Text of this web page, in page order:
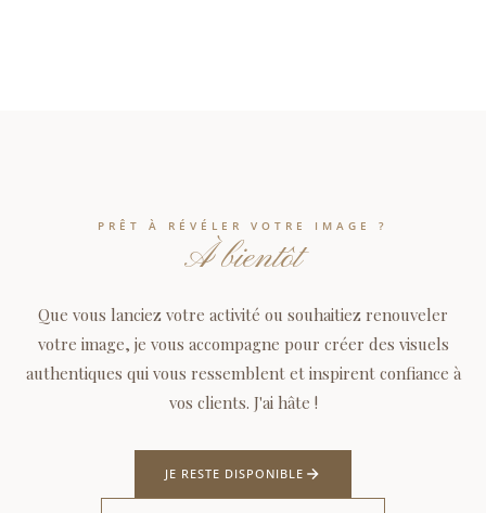
PRÊT À RÉVÉLER VOTRE IMAGE ?
À bientôt
Que vous lanciez votre activité ou souhaitiez renouveler
votre image, je vous accompagne pour créer des visuels
authentiques qui vous ressemblent et inspirent confiance à
vos clients. J'ai hâte !
JE RESTE DISPONIBLE